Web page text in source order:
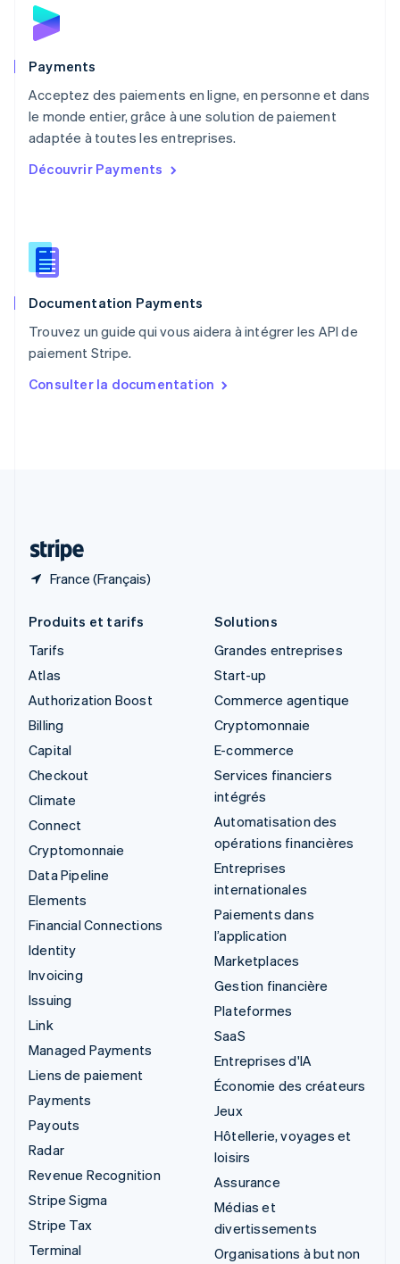
Payments
Acceptez des paiements en ligne, en personne et dans
le monde entier, grâce à une solution de paiement
adaptée à toutes les entreprises.
Découvrir Payments
Documentation Payments
Trouvez un guide qui vous aidera à intégrer les API de
paiement Stripe.
Consulter la documentation
France (Français)
Norvège
English
English
NederlandsEnglish
Pologne
English
PortuguêsEnglish
English
Roumanie
Royaume-Uni
Singapour
English 简体中文
English
Produits et tarifs
Tarifs
Atlas
Authorization Boost
Billing
Capital
Checkout
Climate
Connect
Cryptomonnaie
Data Pipeline
Elements
Financial Connections
Identity
Invoicing
Issuing
Link
Managed Payments
Liens de paiement
Payments
Payouts
Radar
Revenue Recognition
Stripe Sigma
Stripe Tax
Terminal
Solutions
Grandes entreprises
Start-up
Commerce agentique
Cryptomonnaie
E-commerce
Services financiers
intégrés
Automatisation des
opérations financières
Entreprises
internationales
Paiements dans
l’application
Marketplaces
Gestion financière
Plateformes
SaaS
Entreprises d'IA
Économie des créateurs
Jeux
Hôtellerie, voyages et
loisirs
Assurance
Médias et
divertissements
Organisations à but non